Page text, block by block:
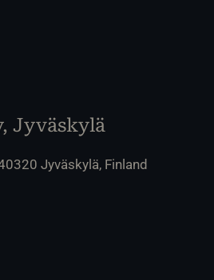
Jyväskylä
Jyväskylä, Finland